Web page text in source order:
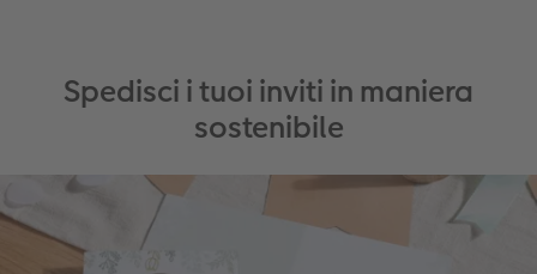
Spedisci i tuoi inviti in maniera
sostenibile